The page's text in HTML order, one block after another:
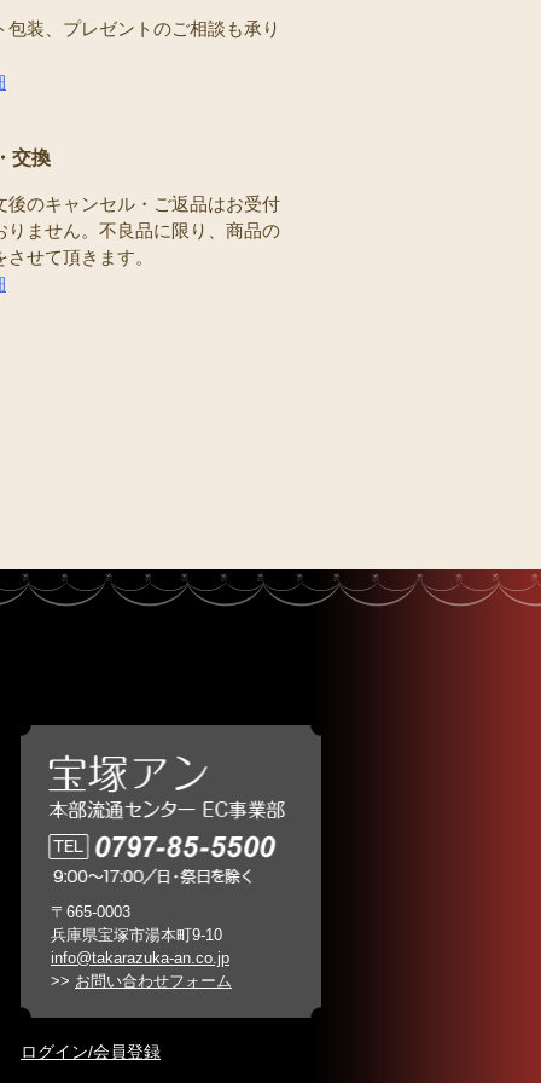
包装、プレゼントのご相談も承り
交換
後のキャンセル・ご返品はお受付
りません。不良品に限り、商品の
させて頂きます。
〒665-0003
兵庫県宝塚市湯本町9-10
info@takarazuka-an.co.jp
>> お問い合わせフォーム
ログイン/会員登録